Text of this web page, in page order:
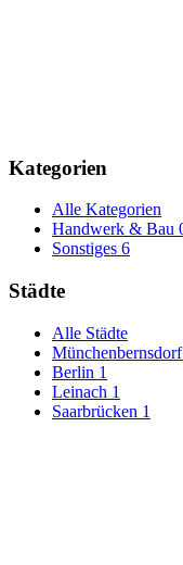
Kategorien
Alle Kategorien
Handwerk & Bau
Sonstiges 6
Städte
Alle Städte
Münchenbernsdorf
Berlin 1
Leinach 1
Saarbrücken 1